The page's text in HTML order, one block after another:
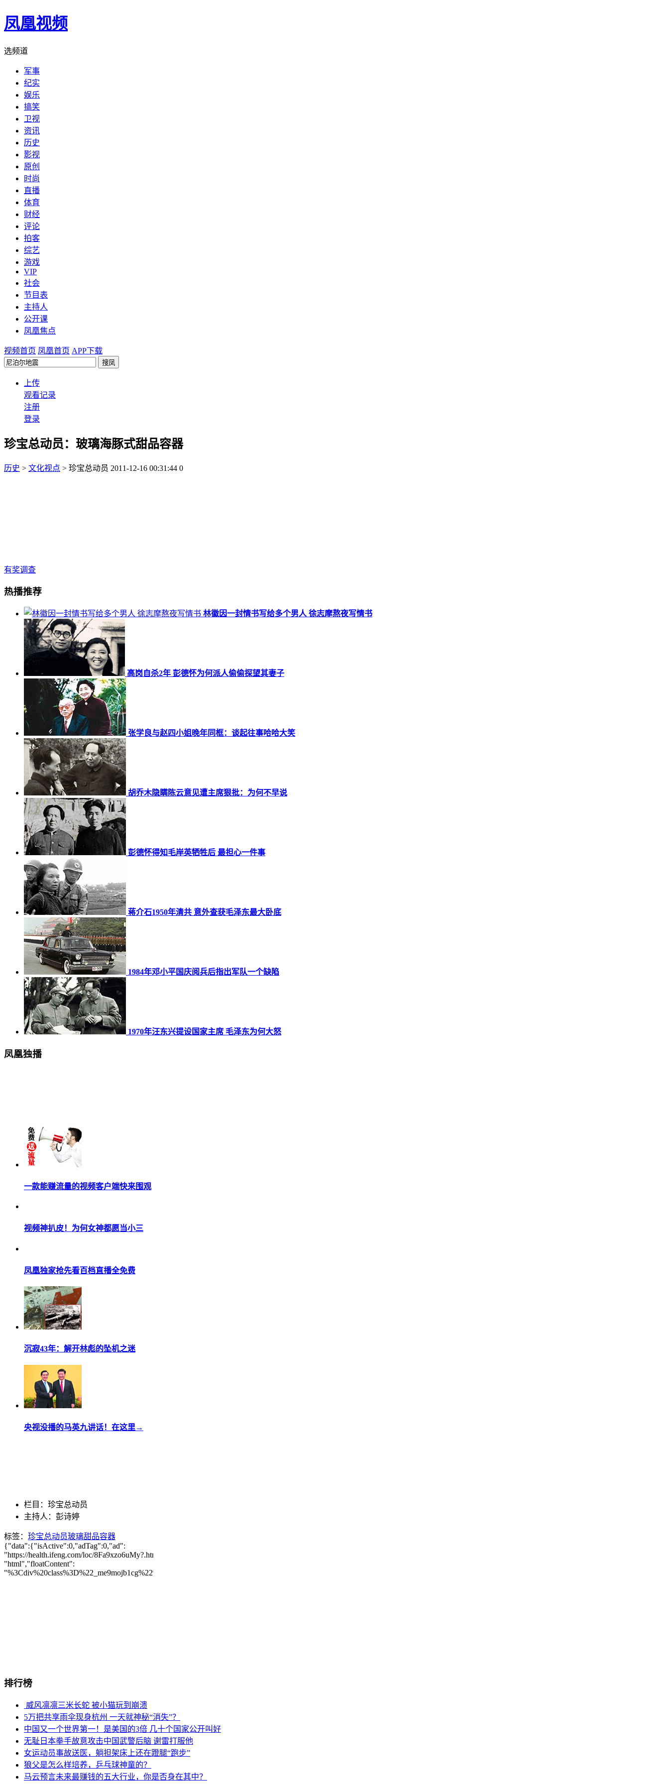
凤凰视频
选频道
军事
纪实
娱乐
搞笑
卫视
资讯
历史
影视
原创
时尚
直播
体育
财经
评论
拍客
综艺
游戏
VIP
社会
节目表
主持人
公开课
凤凰焦点
视频首页 凤凰首页 APP下载
上传
观看记录
注册
登录
珍宝总动员：玻璃海豚式甜品容器
历史 > 文化视点 > 珍宝总动员 2011-12-16 00:31:44 0
有奖调查
热播推荐
林徽因一封情书写给多个男人 徐志摩熬夜写情书
高岗自杀2年 彭德怀为何派人偷偷探望其妻子
张学良与赵四小姐晚年同框：谈起往事哈哈大笑
胡乔木隐瞒陈云意见遭主席狠批：为何不早说
彭德怀得知毛岸英牺牲后 最担心一件事
蒋介石1950年清共 意外查获毛泽东最大卧底
1984年邓小平国庆阅兵后指出军队一个缺陷
1970年汪东兴提设国家主席 毛泽东为何大怒
凤凰独播
一款能赚流量的视频客户端快来围观
视频神扒皮！为何女神都愿当小三
凤凰独家抢先看百档直播全免费
沉寂43年：解开林彪的坠机之迷
央视没播的马英九讲话！在这里→
栏目：珍宝总动员
主持人：彭诗婷
标签： 珍宝总动员玻璃甜品容器
排行榜
威风凛凛三米长蛇 被小猫玩到崩溃
5万把共享雨伞现身杭州 一天就神秘“消失”？
中国又一个世界第一！是美国的3倍 几十个国家公开叫好
无耻日本拳手故意攻击中国武警后脑 谢雷打服他
女运动员事故送医，躺担架床上还在蹬腿“跑步”
狼父是怎么样培养，乒乓球神童的？
马云预言未来最赚钱的五大行业，你是否身在其中？